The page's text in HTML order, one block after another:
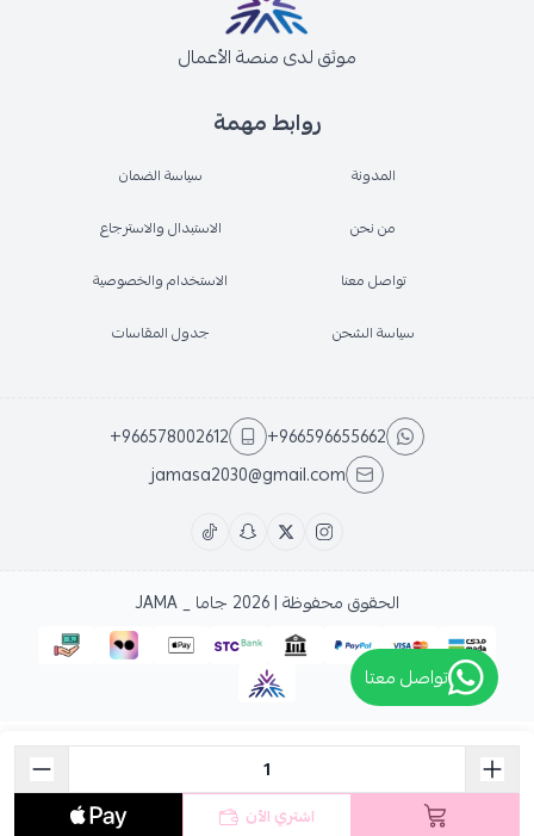
اشتري الآن
روابط مهمة
المدونة
من نحن
تواصل معنا
سياسة الشحن
سياسة الضمان
الاستبدال والاسترجاع
الاستخدام والخصوصية
جدول المقاسات
موثق لدى منصة الأعمال
+966596655662
+966578002612
jamasa2030@gmail.com
الحقوق محفوظة | 2026 جاما _ JAMA
تواصل معتا